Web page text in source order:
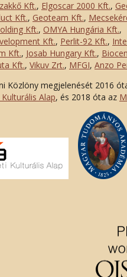
Kft., Elgoscar 2000 Kft.,
Kft., Geoteam Kft.,
Kft., OMYA Hungária Kft.,
Kft., Perlit-92 Kft.,
Kft., Josab Hungary Kft.,
Kft., Vikuv Zrt., MFGI, Anzo
Közlöny megjelenését 2016
Alap, és 2018 óta az